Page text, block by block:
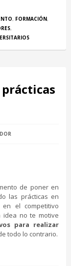
, FORMACIÓN,
,
de poner en
las prácticas en
el competitivo
idea no te motive
para realizar
todo lo contrario.